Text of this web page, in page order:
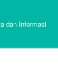
dan Informasi